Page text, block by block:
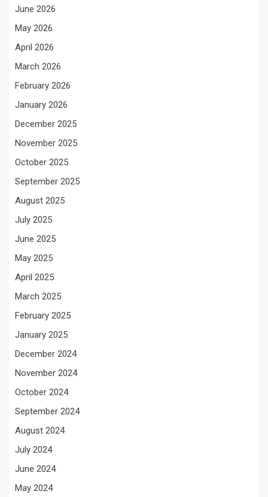
June 2026
May 2026
April 2026
March 2026
February 2026
January 2026
December 2025
November 2025
October 2025
September 2025
August 2025
July 2025
June 2025
May 2025
April 2025
March 2025
February 2025
January 2025
December 2024
November 2024
October 2024
September 2024
August 2024
July 2024
June 2024
May 2024